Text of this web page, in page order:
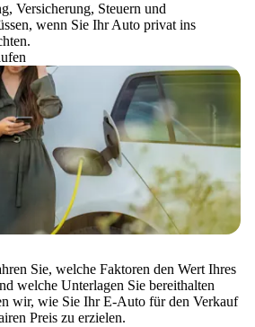
Versicherung, Steuern und
wenn Sie Ihr Auto privat ins
Sie, welche Faktoren den Wert Ihres
welche Unterlagen Sie bereithalten
wir, wie Sie Ihr E-Auto für den Verkauf
Preis zu erzielen.